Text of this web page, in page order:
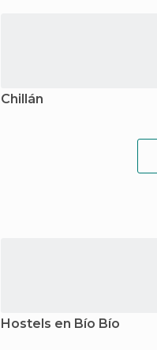
Chillán
Hostels en Bío Bío